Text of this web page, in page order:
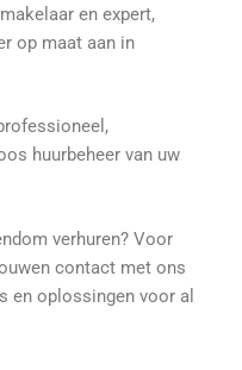
en expert,
op maat aan in
huurbeheer van uw
verhuren? Voor
contact met ons
en oplossingen voor al